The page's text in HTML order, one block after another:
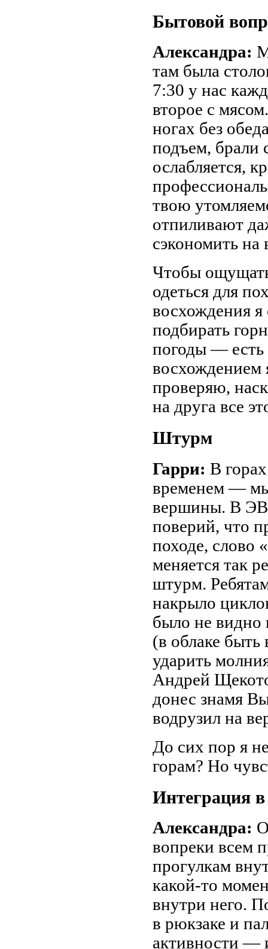
Бытовой
Александра:
там была
7:30 у нас
второе с
ногах без
подъем, брали
ослабляется,
твою
отпиливают
сэкономить на
Чтобы
одеться для
восхождения я
подбирать
погоды — есть
восхождением
проверяю,
на друга все
Штурм
Гарри: В
временем —
вершины. В
поверий, что
походе, слово
меняется так
штурм.
накрыло
было не видно
(в облаке
ударить
Андрей
донес знамя
водрузил на
До сих пор я
горам? Но
Интеграция в
Александра:
вопреки всем
прогулкам
какой-то
внутри него.
в рюкзаке и
активности —